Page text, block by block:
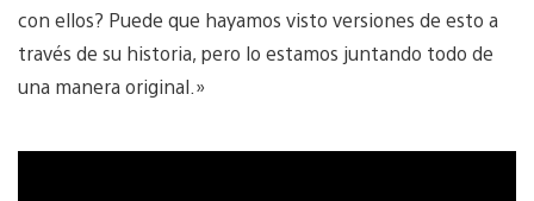
con ellos? Puede que hayamos visto versiones de esto a
través de su historia, pero lo estamos juntando todo de
una manera original.»